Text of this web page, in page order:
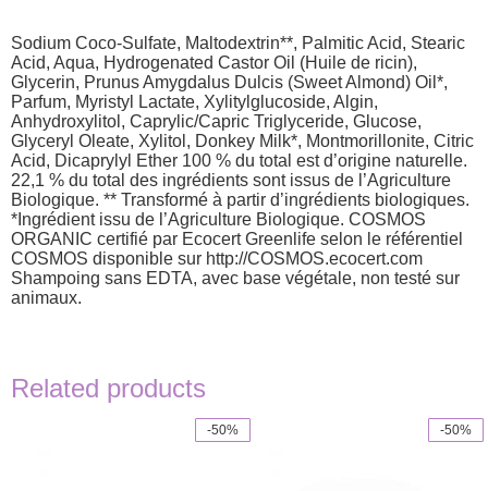
Sodium Coco-Sulfate, Maltodextrin**, Palmitic Acid, Stearic
Acid, Aqua, Hydrogenated Castor Oil (Huile de ricin),
Glycerin, Prunus Amygdalus Dulcis (Sweet Almond) Oil*,
Parfum, Myristyl Lactate, Xylitylglucoside, Algin,
Anhydroxylitol, Caprylic/Capric Triglyceride, Glucose,
Glyceryl Oleate, Xylitol, Donkey Milk*, Montmorillonite, Citric
Acid, Dicaprylyl Ether 100 % du total est d’origine naturelle.
22,1 % du total des ingrédients sont issus de l’Agriculture
Biologique. ** Transformé à partir d’ingrédients biologiques.
*Ingrédient issu de l’Agriculture Biologique. COSMOS
ORGANIC certifié par Ecocert Greenlife selon le référentiel
COSMOS disponible sur http://COSMOS.ecocert.com
Shampoing sans EDTA, avec base végétale, non testé sur
animaux.
Related products
-50% -50%